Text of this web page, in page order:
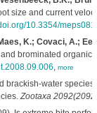
size and current
10.3354/
K.; Covaci, A.;
brominated
, more
brackish-water species
Zootaxa